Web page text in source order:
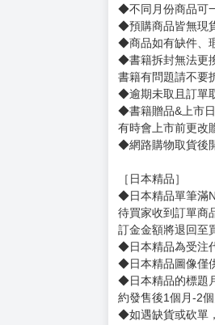
賣場規則
【下標前，請詳閱
［一般商品］
◆有任何問題請聯
用評價溝通者，日
◆不同月份商品可
◆預購商品皆無現
◆商品如有缺件、
◆書籍拆封無法更
書籍有問題請不要
◆逾期未取且訂單
◆書籍贈品&上市
有時會上市前更改
◆網路購物取貨後